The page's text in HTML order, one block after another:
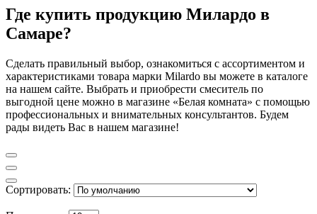
Где купить продукцию Милардо в
Самаре?
Сделать правильный выбор, ознакомиться с ассортиментом и
характеристиками товара марки Milardo вы можете в каталоге
на нашем сайте. Выбрать и приобрести смеситель по
выгодной цене можно в магазине «Белая комната» с помощью
профессиональных и внимательных консультантов. Будем
рады видеть Вас в нашем магазине!
Сортировать: